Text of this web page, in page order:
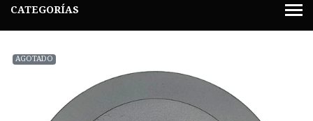
CATEGORÍAS
AGOTADO